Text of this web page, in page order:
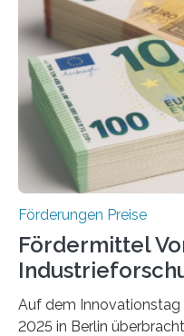
Förderungen Preise
Fördermittel
Auf dem Innovationstag
2025 in Berlin